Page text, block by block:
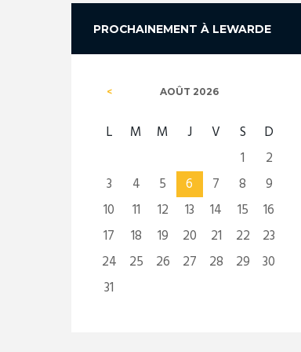
PROCHAINEMENT À LEWARDE
AOÛT 2026
L M M J V S
D
1
2
3
4 5 6 7 8
9
10
11 12 13 14 15
16
17
18 19 20 21 22
23
24
25 26 27 28 29
30
31